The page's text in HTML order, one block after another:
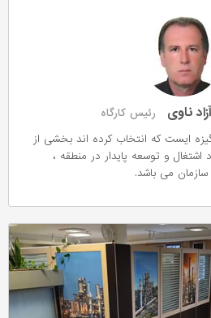
ناوی
رئیس کارگاه
ایست که انتخاب کرده اند بخشی از
و توسعه پایدار در منطقه ،
می باشد.